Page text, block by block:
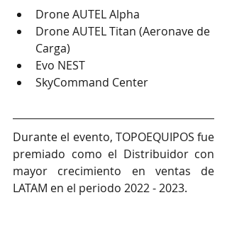
Drone AUTEL Alpha
Drone AUTEL Titan (Aeronave de
Carga)
Evo NEST
SkyCommand Center
Durante el evento, TOPOEQUIPOS fue
premiado como el Distribuidor con
mayor crecimiento en ventas de
LATAM en el periodo 2022 - 2023.